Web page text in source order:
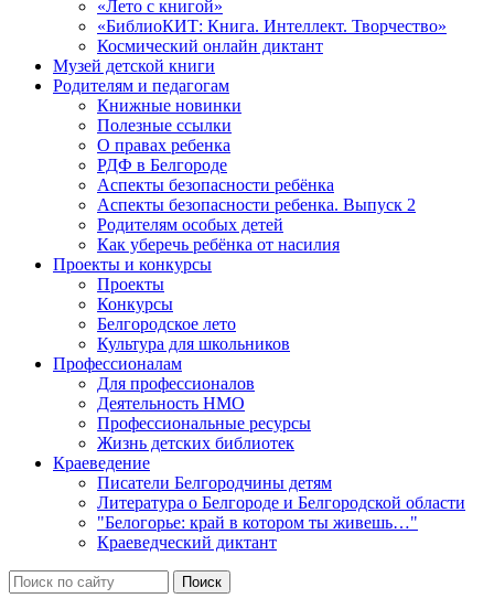
«Лето с книгой»
«БиблиоКИТ: Книга. Интеллект. Творчество»
Космический онлайн диктант
Музей детской книги
Родителям и педагогам
Книжные новинки
Полезные ссылки
О правах ребенка
РДФ в Белгороде
Аспекты безопасности ребёнка
Аспекты безопасности ребенка. Выпуск 2
Родителям особых детей
Как уберечь ребёнка от насилия
Проекты и конкурсы
Проекты
Конкурсы
Белгородское лето
Культура для школьников
Профессионалам
Для профессионалов
Деятельность НМО
Профессиональные ресурсы
Жизнь детских библиотек
Краеведение
Писатели Белгородчины детям
Литература о Белгороде и Белгородской области
"Белогорье: край в котором ты живешь…"
Краеведческий диктант